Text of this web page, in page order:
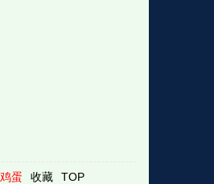
蛋 收藏 TOP